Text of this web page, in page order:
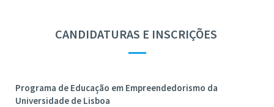
CANDIDATURAS E INSCRIÇÕES
—
Programa de Educação em Empreendedorismo da
Universidade de Lisboa